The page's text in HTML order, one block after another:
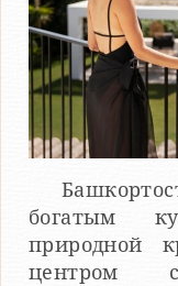
богатым
природной
центром